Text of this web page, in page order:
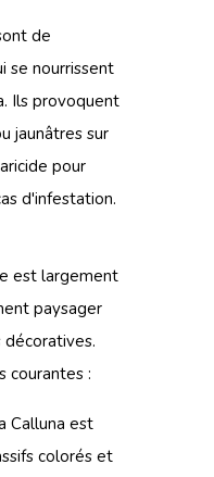
de
se nourrissent
Ils provoquent
jaunâtres sur
pour
d'infestation.
est largement
paysager
décoratives.
courantes :
Calluna est
colorés et